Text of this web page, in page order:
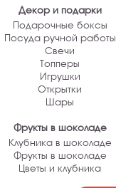
Декор и подарки
Подарочные боксы
Посуда ручной работы
Свечи
Топперы
Игрушки
Открытки
Шары
Фрукты в шоколаде
Клубника в шоколаде
Фрукты в шоколаде
Цветы и клубника